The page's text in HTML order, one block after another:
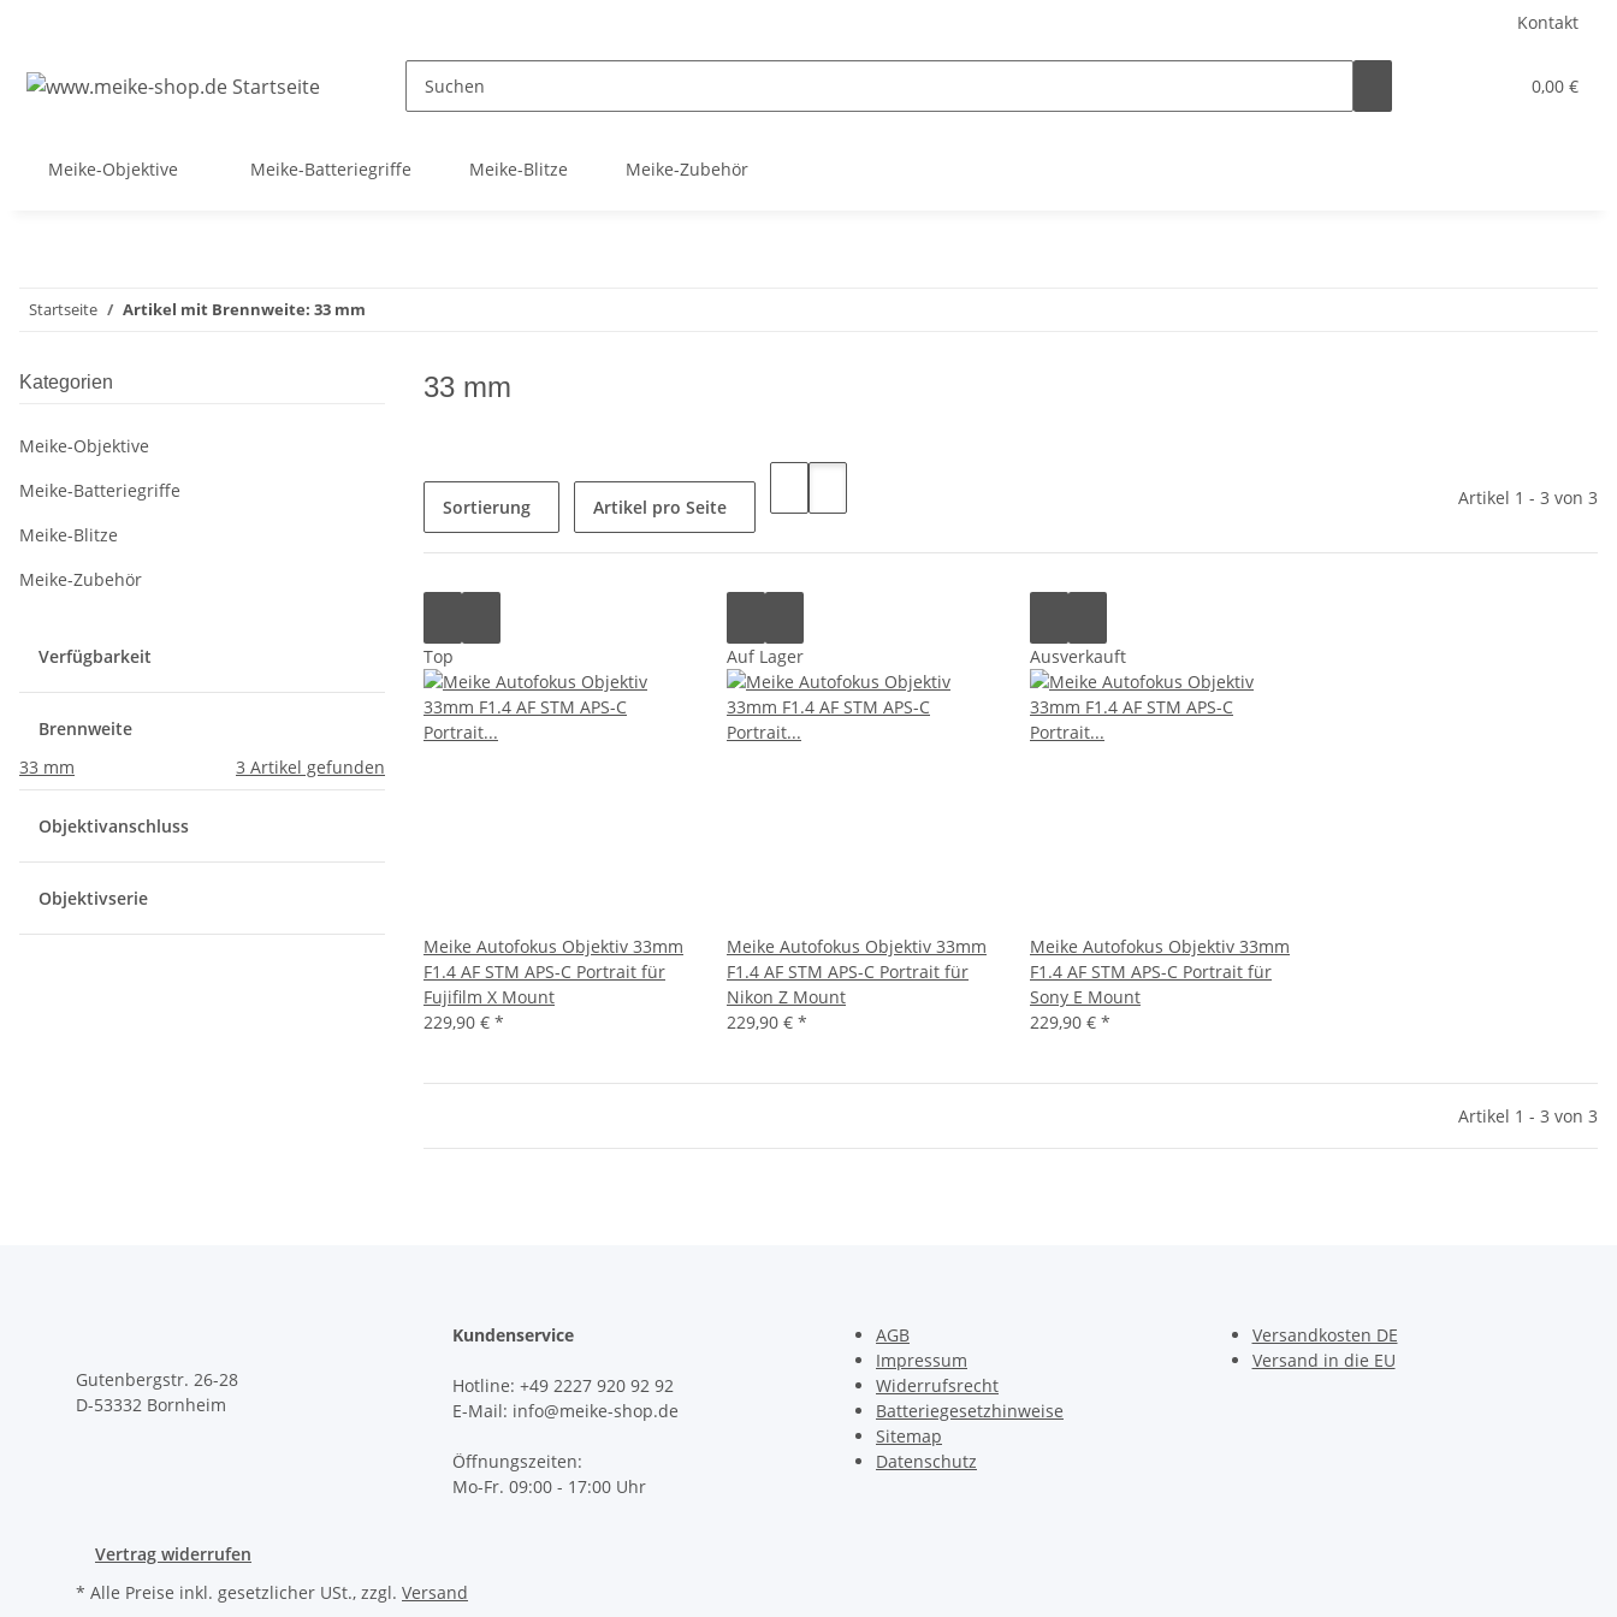
Kontakt
0,00 €
Meike-Objektive Meike-Batteriegriffe Meike-Blitze Meike-Zubehör
Startseite Artikel mit Brennweite: 33 mm
33 mm
Sortierung Artikel pro Seite Artikel 1 - 3 von 3
Top
Meike Autofokus Objektiv 33mm
F1.4 AF STM APS-C Portrait für
Fujifilm X Mount
229,90 € *
Auf Lager
Meike Autofokus Objektiv 33mm
F1.4 AF STM APS-C Portrait für
Nikon Z Mount
229,90 € *
Ausverkauft
Meike Autofokus Objektiv 33mm
F1.4 AF STM APS-C Portrait für
Sony E Mount
229,90 € *
Artikel 1 - 3 von 3
Kategorien
Meike-Objektive
Meike-Batteriegriffe
Meike-Blitze
Meike-Zubehör
Verfügbarkeit
Brennweite
33 mm
3 Artikel gefunden
Objektivanschluss
Objektivserie
Gutenbergstr. 26-28
D-53332 Bornheim
Kundenservice
Hotline: +49 2227 920 92 92
E-Mail: info@meike-shop.de
Öffnungszeiten:
Mo-Fr. 09:00 - 17:00 Uhr
AGB
Impressum
Widerrufsrecht
Batteriegesetzhinweise
Sitemap
Datenschutz
Versandkosten DE
Versand in die EU
Vertrag widerrufen
* Alle Preise inkl. gesetzlicher USt., zzgl. Versand